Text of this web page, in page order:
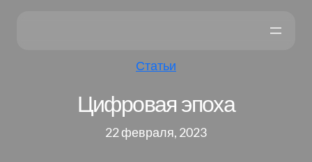
Статьи
Цифровая эпоха
22 февраля, 2023